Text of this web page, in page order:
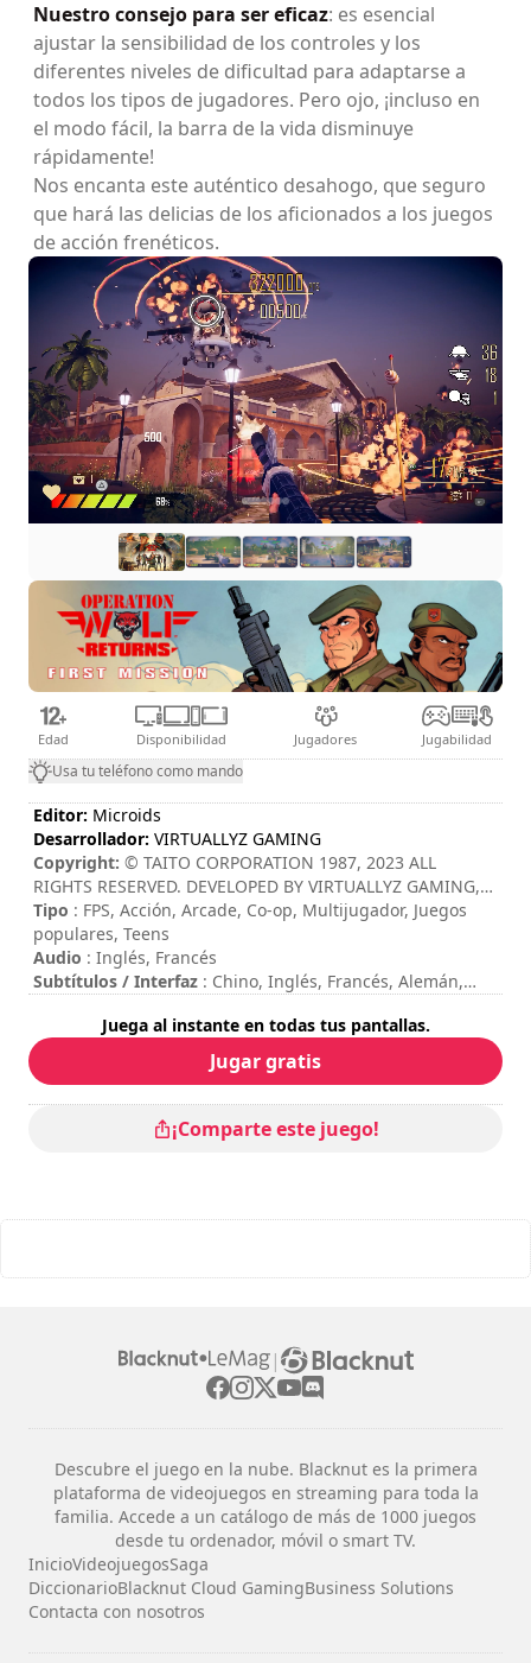
Nuestro consejo para ser eficaz: es esencial
ajustar la sensibilidad de los controles y los
diferentes niveles de dificultad para adaptarse a
todos los tipos de jugadores. Pero ojo, ¡incluso en
el modo fácil, la barra de la vida disminuye
rápidamente!
Nos encanta este auténtico desahogo, que seguro
que hará las delicias de los aficionados a los juegos
de acción frenéticos.
Edad Disponibilidad Jugadores Jugabilidad
Usa tu teléfono como mando
Editor: Microids
Desarrollador: VIRTUALLYZ GAMING
Copyright: © TAITO CORPORATION 1987, 2023 ALL
RIGHTS RESERVED. DEVELOPED BY VIRTUALLYZ GAMING,
PUBLISHED BY MICROIDS
Tipo : FPS, Acción, Arcade, Co-op, Multijugador, Juegos
populares, Teens
Audio : Inglés, Francés
Subtítulos / Interfaz : Chino, Inglés, Francés, Alemán,
Session duration : 10 - 30 minutos
Duración total
Modo multijugador
: Local, Cooperation, 2 Players
Se puede ver los controles en las opciones del juego.
Juega al instante en todas tus pantallas.
Jugar gratis
¡Comparte este juego!
|
Descubre el juego en la nube. Blacknut es la primera
plataforma de videojuegos en streaming para toda la
familia. Accede a un catálogo de más de 1000 juegos
desde tu ordenador, móvil o smart TV.
InicioVideojuegosSaga
DiccionarioBlacknut Cloud GamingBusiness Solutions
Contacta con nosotros